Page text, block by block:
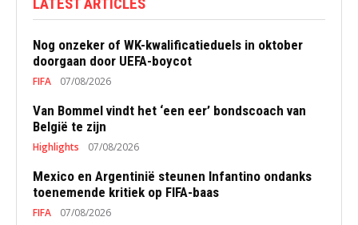
Nog onzeker of WK-kwalificatieduels in oktober
doorgaan door UEFA-boycot
FIFA 07/08/2026
Van Bommel vindt het ‘een eer’ bondscoach van
België te zijn
Highlights 07/08/2026
Mexico en Argentinië steunen Infantino ondanks
toenemende kritiek op FIFA-baas
FIFA 07/08/2026